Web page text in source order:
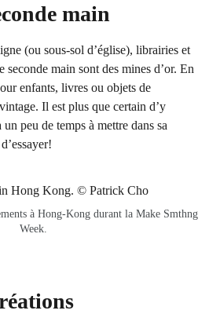
main
(ou sous-sol d’église), librairies et
seconde main sont des mines d’or. En
enfants, livres ou objets de
Il est plus que certain d’y
peu de temps à mettre dans sa
à Hong-Kong durant la Make Smthng
Week.